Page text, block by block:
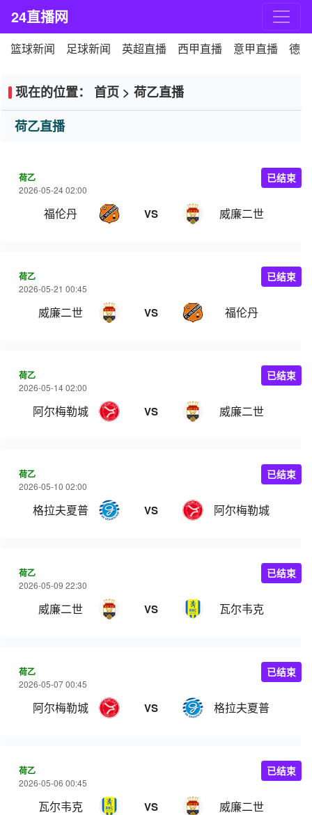
24直播网
篮球新闻 足球新闻 英超直播 西甲直播 意甲直播 德
现在的位置： 首页 > 荷乙直播
荷乙直播
荷乙
2026-05-24 02:00
福伦丹 VS 威廉二世
已结束
荷乙
2026-05-21 00:45
威廉二世 VS 福伦丹
已结束
荷乙
2026-05-14 02:00
阿尔梅勒城 VS 威廉二世
已结束
荷乙
2026-05-10 02:00
格拉夫夏普 VS 阿尔梅勒城
已结束
荷乙
2026-05-09 22:30
威廉二世 VS 瓦尔韦克
已结束
荷乙
2026-05-07 00:45
阿尔梅勒城 VS 格拉夫夏普
已结束
荷乙
2026-05-06 00:45
瓦尔韦克 VS 威廉二世
已结束